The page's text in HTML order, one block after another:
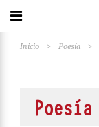
Inicio > Poesía >
Poesía